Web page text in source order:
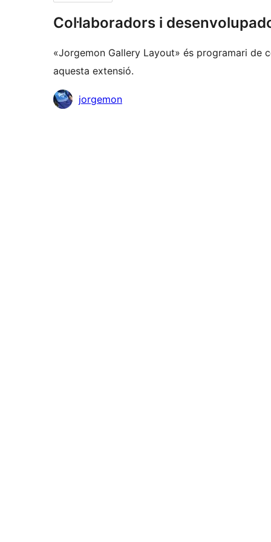
Col·laboradors i
«Jorgemon Gallery Layout» és programari de
aquesta extensió.
Col·laboradors
jorgemon